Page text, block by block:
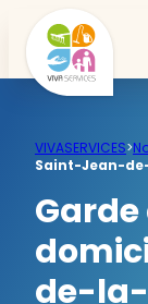
VIVASERVICES>
Saint-Jean-
de-la-